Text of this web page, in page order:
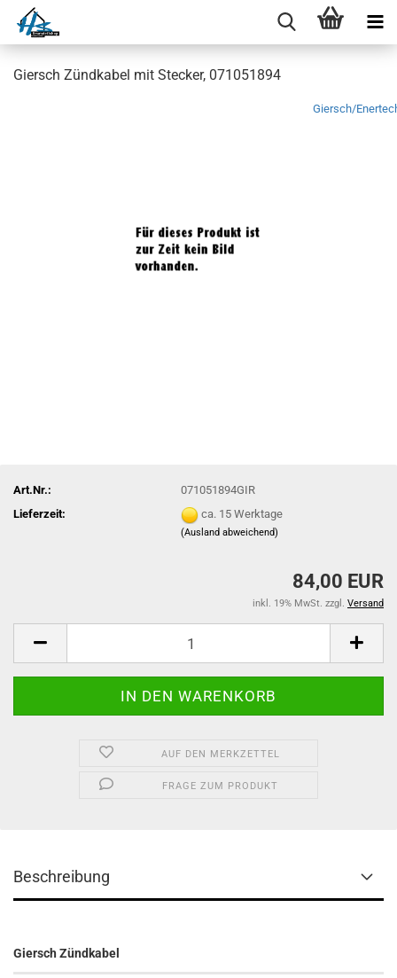
Giersch Zündkabel mit Stecker, 071051894
Giersch/
Art.Nr.:
071051894GIR
Lieferzeit:
ca. 15 Werktage
(Ausland abweichend)
84,00 EUR
inkl. 19% MwSt. zzgl. Versand
AUF DEN MERKZETTEL
FRAGE ZUM PRODUKT
Beschreibung
Giersch Zündkabel